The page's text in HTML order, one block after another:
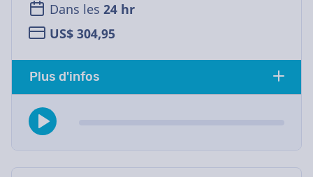
Dans les 24 hr
US$ 304,95
Plus d'infos